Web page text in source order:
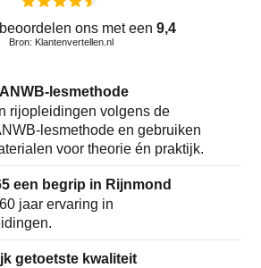
ons met een 9,4
Bron: Klantenvertellen.nl
lesmethode
rijopleidingen volgens de
lesmethode en gebruiken
voor theorie én praktijk.
een begrip in Rijnmond
jaar ervaring in
getoetste kwaliteit